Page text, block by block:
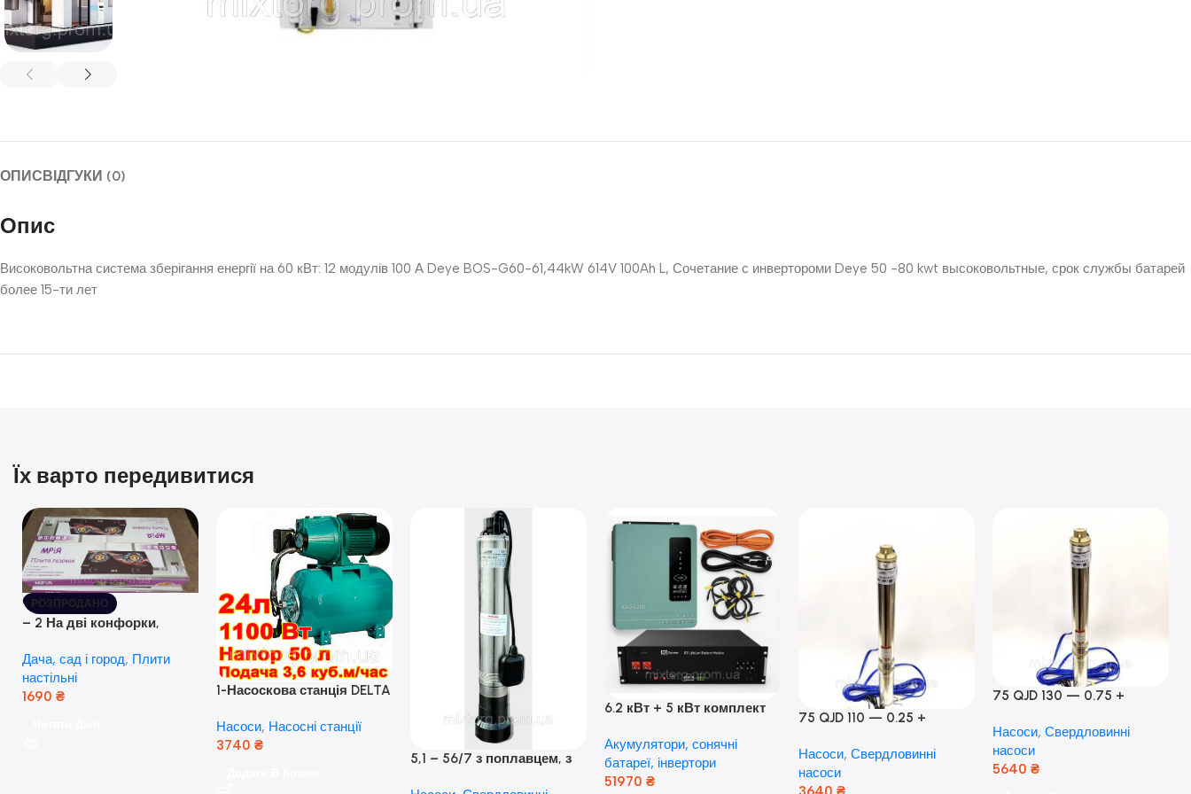
ОПИСВІДГУКИ (0)
Опис
Високовольтна система зберігання енергії на 60 кВт: 12 модулів 100 А Deye BOS-G60-61,44kW 614V 100Ah L, Сочетание с инвертороми Deye 50 -80 kwt высоковольтные, срок службы батарей
более 15-ти лет
Їх варто передивитися
РОЗПРОДАНО
– 2 На дві конфорки,
розпалюванням.
Дача, сад і город, Плити
настільні
1690 ₴
1-Насоскова станція DELTA
кВт) ( Польща)
Насоси, Насосні станції
3740 ₴
5,1 – 56/7 з поплавцем, з
6.2 кВт + 5 кВт комплект
Гібридний інвертор Anern
та акумулятор Dyness, 50А
Акумулятори, сонячні
батареї, інвертори
51970 ₴
75 QJD 110 — 0.25 +
Мідь!
Насоси, Свердловинні
насоси
75 QJD 130 — 0.75 +
Насоси, Свердловинні
насоси
5640 ₴